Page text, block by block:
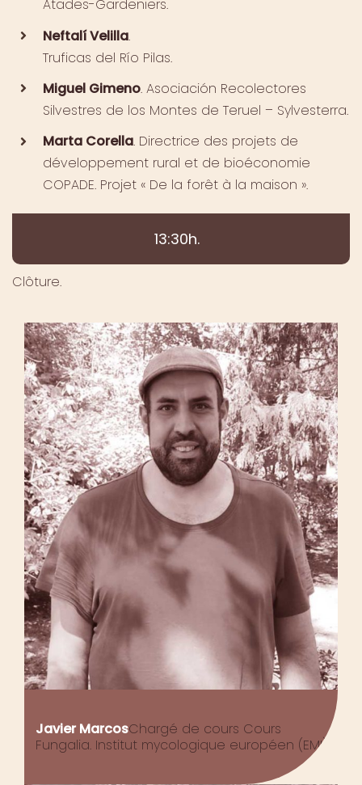
Atades-Gardeniers.
Neftalí Velilla.
Truficas del Río Pilas.
Miguel Gimeno. Asociación Recolectores
Silvestres de los Montes de Teruel – Sylvesterra.
Marta Corella. Directrice des projets de
développement rural et de bioéconomie
COPADE. Projet « De la forêt à la maison ».
13:30h.
Clôture.
Javier MarcosChargé de cours Cours
Fungalia.Institut mycologique européen (EMI)